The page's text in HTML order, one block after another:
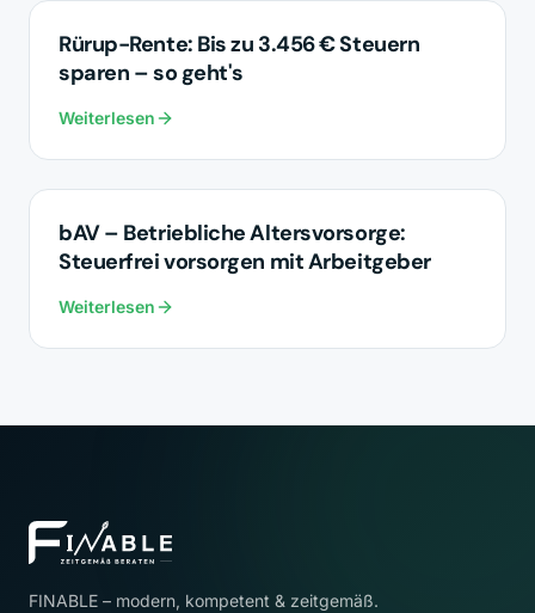
STEUEROPTIMIERUNG
Rürup-Rente: Bis zu 3.456 € Steuern
sparen – so geht's
Weiterlesen
STEUEROPTIMIERUNG
bAV – Betriebliche Altersvorsorge:
Steuerfrei vorsorgen mit Arbeitgeber
Weiterlesen
FINABLE – modern, kompetent & zeitgemäß.